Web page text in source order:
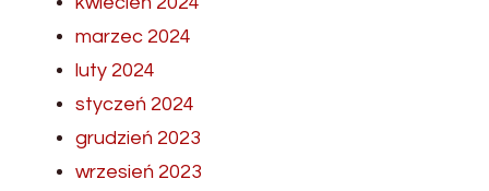
marzec 2024
luty 2024
styczeń 2024
grudzień 2023
wrzesień 2023